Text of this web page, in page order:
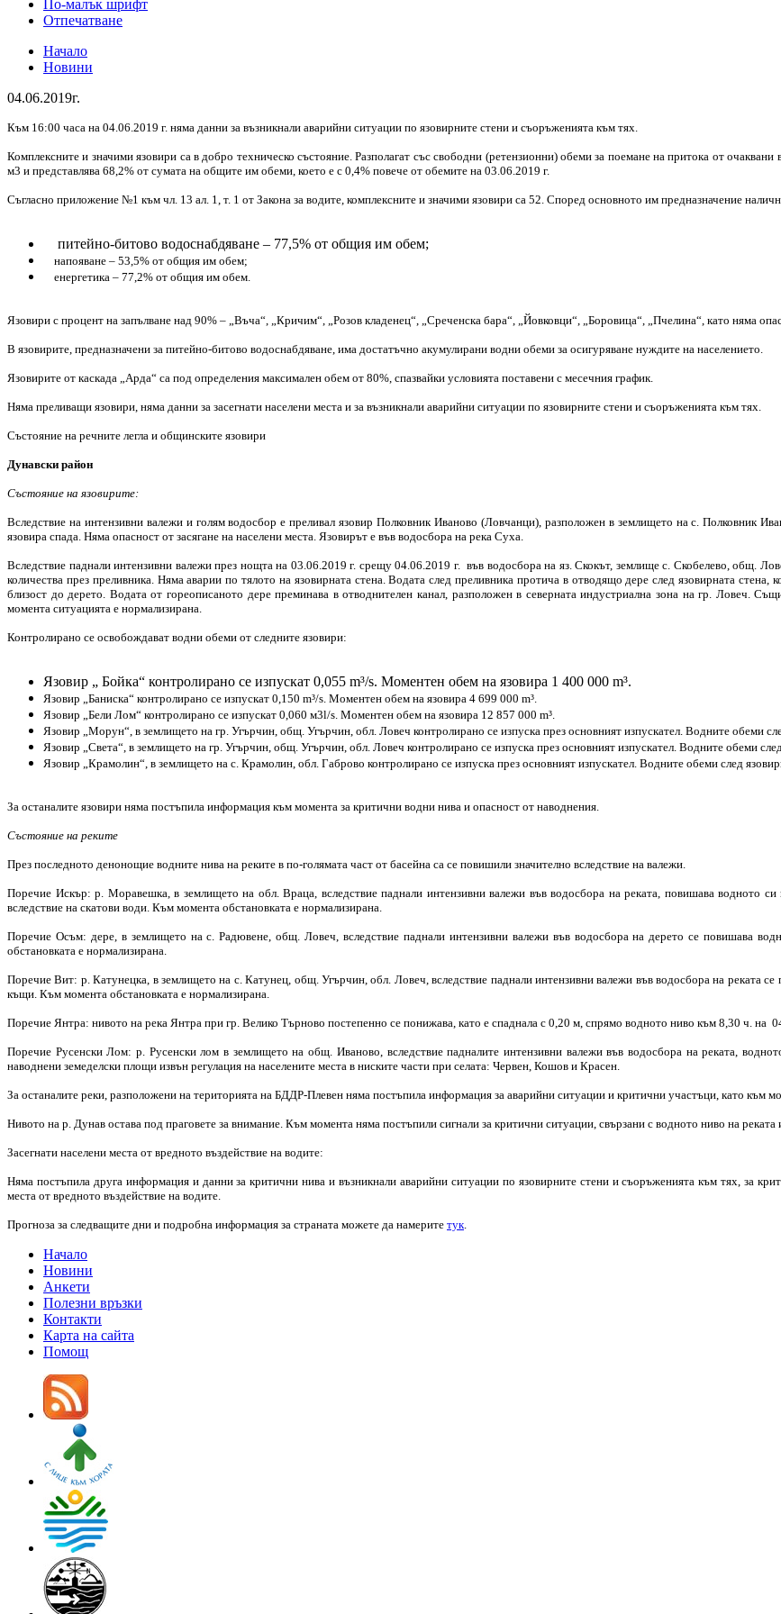
По-малък шрифт
Отпечатване
Начало
Новини
04.06.2019г.
Към 16:00 часа на 04.06.2019 г. няма данни за възникнали аварийни ситуации по язовирните стени и съоръженията към тях.
Комплексните и значими язовири са в добро техническо състояние. Разполагат със свободни (ретензионни) обеми за поемане на притока от
м3 и представлява 68,2% от сумата на общите им обеми, което е с 0,4% повече от обемите на 03.06.2019 г.
Съгласно приложение №1 към чл. 13 ал. 1, т. 1 от Закона за водите, комплексните и значими язовири са 52. Според основното им предназначение
питейно-битово водоснабдяване – 77,5% от общия им обем;
напояване – 53,5% от общия им обем;
енергетика – 77,2% от общия им обем.
Язовири с процент на запълване над 90% – „Въча“, „Кричим“, „Розов кладенец“, „Среченска бара“, „Йовковци“, „Боровица“, „Пчелина“, като няма
В язовирите, предназначени за питейно-битово водоснабдяване, има достатъчно акумулирани водни обеми за осигуряване нуждите на населението.
Язовирите от каскада „Арда“ са под определения максимален обем от 80%, спазвайки условията поставени с месечния график.
Няма преливащи язовири, няма данни за засегнати населени места и за възникнали аварийни ситуации по язовирните стени и съоръженията към тях.
Състояние на речните легла и общинските язовири
Дунавски район
Състояние на язовирите:
Вследствие на интензивни валежи и голям водосбор е преливал язовир Полковник Иваново (Ловчанци), разположен в землището на с. Полковник
язовира спада. Няма опасност от засягане на населени места. Язовирът е във водосбора на река Суха.
Вследствие паднали интензивни валежи през нощта на 03.06.2019 г. срещу 04.06.2019 г. във водосбора на яз. Скокът, землище с. Скобелево, общ.
количества през преливника. Няма аварии по тялото на язовирната стена. Водата след преливника протича в отводящо дере след язовирната
близост до дерето. Водата от гореописаното дере преминава в отводнителен канал, разположен в северната индустриална зона на гр. Ловеч.
момента ситуацията е нормализирана.
Контролирано се освобождават водни обеми от следните язовири:
Язовир „ Бойка“ контролирано се изпускат 0,055 m³/s. Моментен обем на язовира 1 400 000 m³.
Язовир „Баниска“ контролирано се изпускат 0,150 m³/s. Моментен обем на язовира 4 699 000 m³.
Язовир „Бели Лом“ контролирано се изпускат 0,060 м3l/s. Моментен обем на язовира 12 857 000 m³.
Язовир „Морун“, в землището на гр. Угърчин, общ. Угърчин, обл. Ловеч контролирано се изпуска през основният изпускател. Водните обеми
Язовир „Света“, в землището на гр. Угърчин, общ. Угърчин, обл. Ловеч контролирано се изпуска през основният изпускател. Водните обеми
Язовир „Крамолин“, в землището на с. Крамолин, обл. Габрово контролирано се изпуска през основният изпускател. Водните обеми след
За останалите язовири няма постъпила информация към момента за критични водни нива и опасност от наводнения.
Състояние на реките
През последното денонощие водните нива на реките в по-голямата част от басейна са се повишили значително вследствие на валежи.
Поречие Искър: р. Моравешка, в землището на обл. Враца, вследствие паднали интензивни валежи във водосбора на реката, повишава водното
вследствие на скатови води. Към момента обстановката е нормализирана.
Поречие Осъм: дере, в землището на с. Радювене, общ. Ловеч, вследствие паднали интензивни валежи във водосбора на дерето се повишава
обстановката е нормализирана.
Поречие Вит: р. Катунецка, в землището на с. Катунец, общ. Угърчин, обл. Ловеч, вследствие паднали интензивни валежи във водосбора на реката
къщи. Към момента обстановката е нормализирана.
Поречие Янтра: нивото на река Янтра при гр. Велико Търново постепенно се понижава, като е спаднала с 0,20 м, спрямо водното ниво към 8,30 ч. на
Поречие Русенски Лом: р. Русенски лом в землището на общ. Иваново, вследствие падналите интензивни валежи във водосбора на реката,
наводнени земеделски площи извън регулация на населените места в ниските части при селата: Червен, Кошов и Красен.
За останалите реки, разположени на територията на БДДР-Плевен няма постъпила информация за аварийни ситуации и критични участъци, като към
Нивото на р. Дунав остава под праговете за внимание. Към момента няма постъпили сигнали за критични ситуации, свързани с водното ниво на реката
Засегнати населени места от вредното въздействие на водите:
Няма постъпила друга информация и данни за критични нива и възникнали аварийни ситуации по язовирните стени и съоръженията към тях, за
места от вредното въздействие на водите.
Прогноза за следващите дни и подробна информация за страната можете да намерите тук
Начало
Новини
Анкети
Полезни връзки
Контакти
Карта на сайта
Помощ